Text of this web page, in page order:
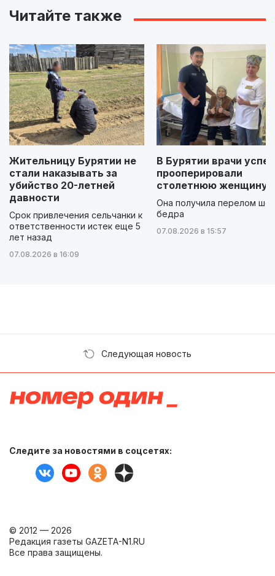
Читайте также
Жительницу Бурятии не
стали наказывать за
убийство 20-летней
давности
Срок привлечения сельчанки к
ответственности истек еще 5
лет назад
07.08.2026 в 16:09
В Бурятии врачи
прооперировали
столетнюю женщину
Она получила перелом
бедра
07.08.2026 в 15:57
Следующая новость
Следите за новостями в соцсетях:
© 2012 — 2026
Редакция газеты GAZETA-N1.RU
Все права защищены.